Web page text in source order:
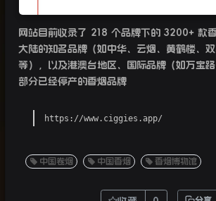
网站目前收录了 218 个品牌下的 3200+ 款
大陆的知名品牌（如中华、云烟、黄鹤楼、
等），以及港澳台地区、国际品牌（如万宝
部分已经停产的香烟品牌
https://www.ciggies.app/
中国卷烟 中国香烟 香烟博物馆